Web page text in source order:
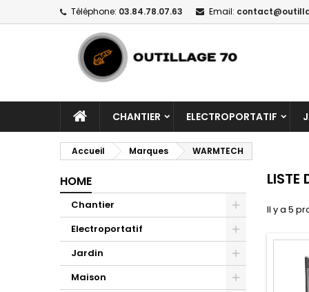
Téléphone: 03.84.78.07.63 Email:
CHANTIER ELECTROPORTATIF
Accueil Marques WARMTECH
HOME
Chantier
Electroportatif
Jardin
Maison
LISTE
Il y a 5